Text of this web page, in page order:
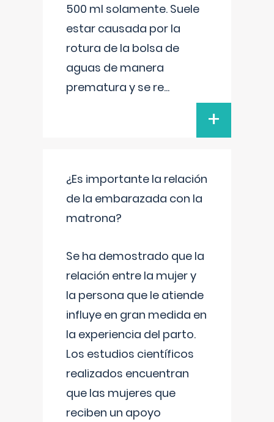
500 ml solamente. Suele
estar causada por la
rotura de la bolsa de
aguas de manera
prematura y se re...
+
¿Es importante la relación
de la embarazada con la
matrona?
Se ha demostrado que la
relación entre la mujer y
la persona que le atiende
influye en gran medida en
la experiencia del parto.
Los estudios científicos
realizados encuentran
que las mujeres que
reciben un apoyo